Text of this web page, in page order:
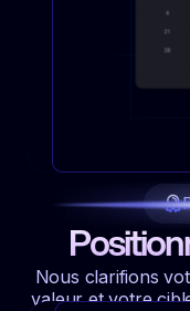
Nous clarifions
valeur et votre